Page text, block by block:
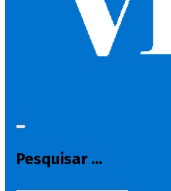
Pesquisar ...